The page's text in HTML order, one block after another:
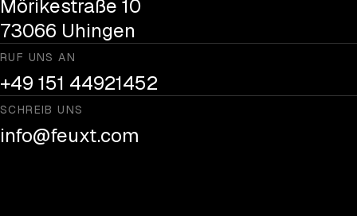
Mörikestraße 10
73066 Uhingen
RUF UNS AN
+49 151 44921452
SCHREIB UNS
info@feuxt.com